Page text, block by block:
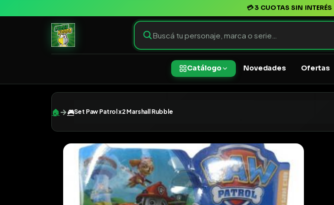
💳3 CUOTAS SIN INTERÉS
Catálogo Novedades Ofertas
🏠 →🎮Set Paw Patrol x2 Marshall Rubble